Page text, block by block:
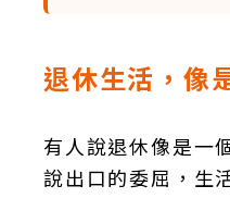
退休生活，像
有人說退休像是一
說出口的委屈，生